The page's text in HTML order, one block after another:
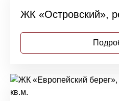
ЖК «Островский»,